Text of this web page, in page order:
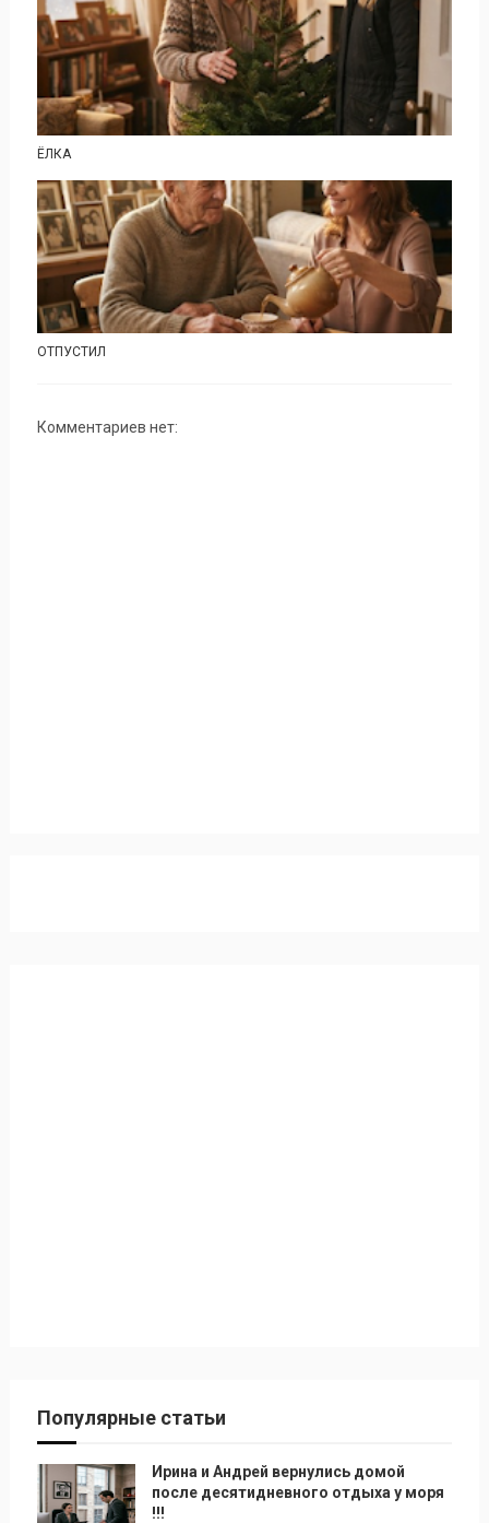
ЁЛКА
ОТПУСТИЛ
Комментариев нет:
Популярные статьи
Ирина и Андрей вернулись домой
после десятидневного отдыха у моря
!!!